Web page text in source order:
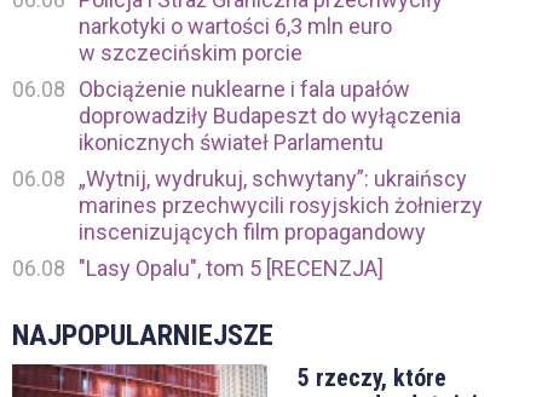
narkotyki o wartości 6,3 mln euro
w szczecińskim porcie
06.08
Obciążenie nuklearne i fala upałów
doprowadziły Budapeszt do wyłączenia
ikonicznych świateł Parlamentu
06.08
„Wytnij, wydrukuj, schwytany”: ukraińscy
marines przechwycili rosyjskich żołnierzy
inscenizujących film propagandowy
06.08
"Lasy Opalu", tom 5 [RECENZJA]
NAJPOPULARNIEJSZE
5 rzeczy, które